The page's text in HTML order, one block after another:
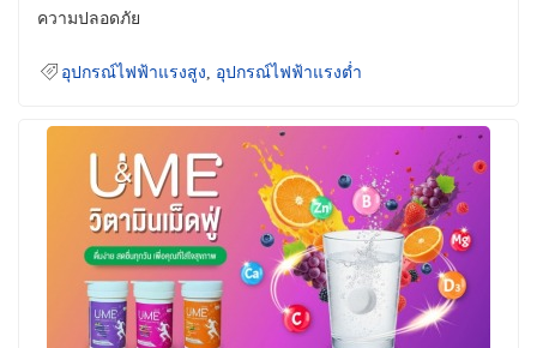
ความปลอดภัย
อุปกรณ์ไฟฟ้าแรงสูง อุปกรณ์ไฟฟ้าแรงต่ำ